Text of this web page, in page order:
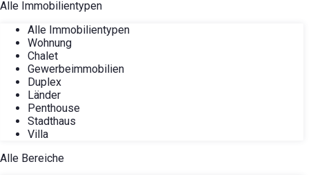
Alle Immobilientypen
Alle Immobilientypen
Wohnung
Chalet
Gewerbeimmobilien
Duplex
Länder
Penthouse
Stadthaus
Villa
Alle Bereiche